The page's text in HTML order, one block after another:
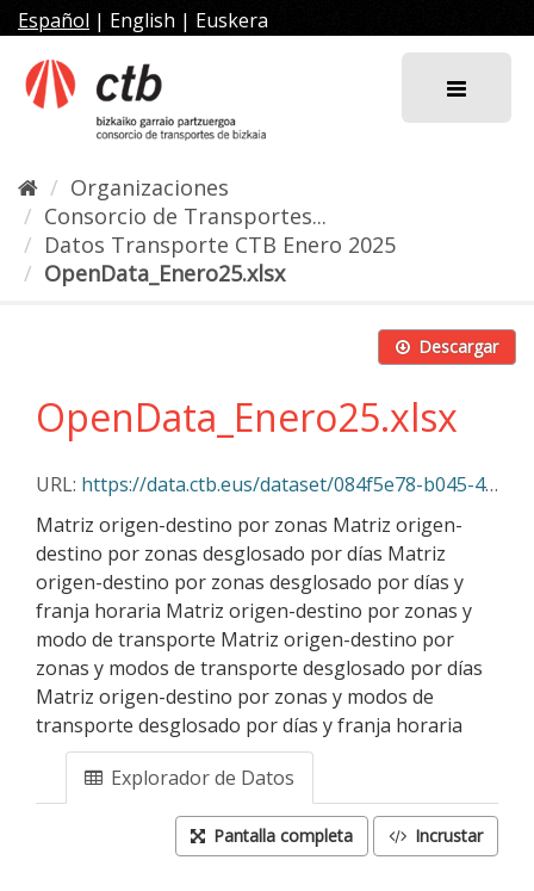
al
contenido
Español | English | Euskera
Organizaciones
Consorcio de Transportes...
Datos Transporte CTB Enero 2025
OpenData_Enero25.xlsx
Descargar
OpenData_Enero25.xlsx
URL: https://data.ctb.eus/dataset/084f5e78-b045-405c-8b5b-1dc17fd0c33d/resource/e0aab57a-487a-47f9-b0a3-017a19c85e92/download/opendata_enero25.xlsx
Matriz origen-destino por zonas Matriz origen-
destino por zonas desglosado por días Matriz
origen-destino por zonas desglosado por días y
franja horaria Matriz origen-destino por zonas y
modo de transporte Matriz origen-destino por
zonas y modos de transporte desglosado por días
Matriz origen-destino por zonas y modos de
transporte desglosado por días y franja horaria
Explorador de Datos
Pantalla completa Incrustar